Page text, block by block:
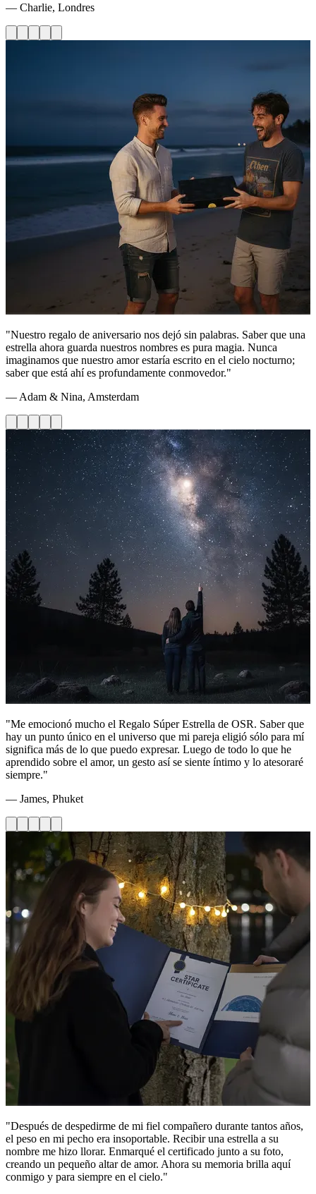
— Charlie, Londres
"Nuestro regalo de aniversario nos dejó sin palabras. Saber que una
estrella ahora guarda nuestros nombres es pura magia. Nunca
imaginamos que nuestro amor estaría escrito en el cielo nocturno;
saber que está ahí es profundamente conmovedor."
— Adam & Nina, Amsterdam
"Me emocionó mucho el Regalo Súper Estrella de OSR. Saber que
hay un punto único en el universo que mi pareja eligió sólo para mí
significa más de lo que puedo expresar. Luego de todo lo que he
aprendido sobre el amor, un gesto así se siente íntimo y lo atesoraré
siempre."
— James, Phuket
"Después de despedirme de mi fiel compañero durante tantos años,
el peso en mi pecho era insoportable. Recibir una estrella a su
nombre me hizo llorar. Enmarqué el certificado junto a su foto,
creando un pequeño altar de amor. Ahora su memoria brilla aquí
conmigo y para siempre en el cielo."